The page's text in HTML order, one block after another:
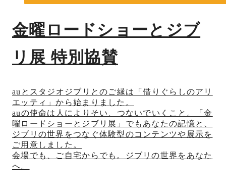
金曜ロードショーとジブ
リ展 特別協賛
auとスタジオジブリとのご縁は「借りぐらしのアリ
エッティ」から始まりました。
auの使命は人によりそい、つないでいくこと。「金
曜ロードショーとジブリ展」でも あなたの記憶と、
ジブリの世界をつなぐ体験型のコンテンツや展示を
ご用意しました。
会場でも、ご自宅からでも。ジブリの世界をあなた
へ。